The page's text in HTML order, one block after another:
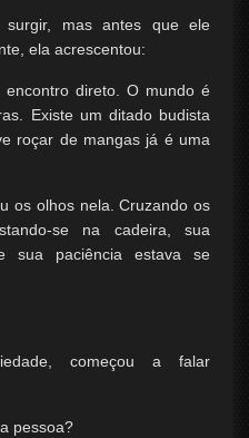
surgir, mas antes que ele
ela acrescentou:
direto. O mundo é
Existe um ditado budista
roçar de mangas já é uma
os olhos nela. Cruzando os
se na cadeira, sua
sua paciência estava se
começou a falar
pessoa?